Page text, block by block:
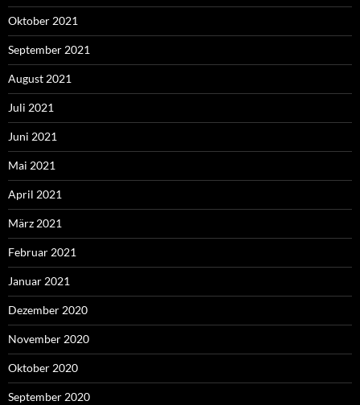
Oktober 2021
September 2021
August 2021
Juli 2021
Juni 2021
Mai 2021
April 2021
März 2021
Februar 2021
Januar 2021
Dezember 2020
November 2020
Oktober 2020
September 2020